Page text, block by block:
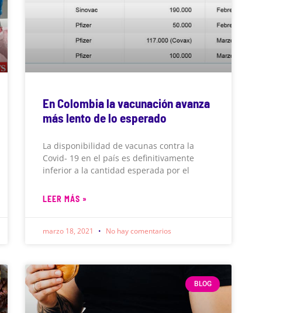
En Colombia la vacunación avanza
más lento de lo esperado
La disponibilidad de vacunas contra la
Covid- 19 en el país es definitivamente
inferior a la cantidad esperada por el
LEER MÁS »
marzo 18, 2021 No hay comentarios
BLOG